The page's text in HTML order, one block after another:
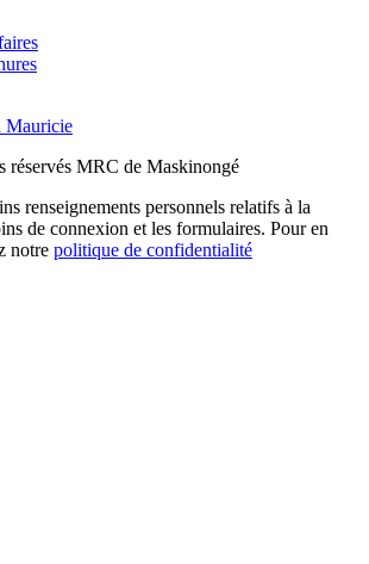
MRC de Maskinongé
renseignements personnels relatifs à la
de connexion et les formulaires. Pour en
notre politique de confidentialité